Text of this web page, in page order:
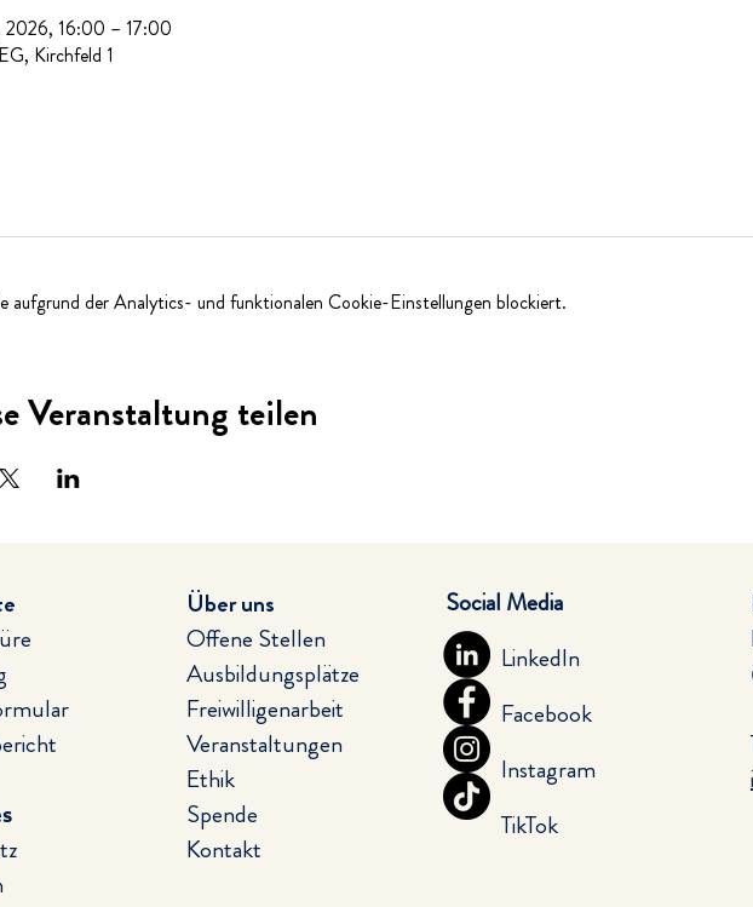
2026, 16:00 – 17:00
Kirchfeld 1
aufgrund der Analytics- und funktionalen Cookie-Einstellungen blockiert.
Veranstaltung teilen
Über uns
Offene Stellen
Ausbildungsplätze
Freiwilligenarbeit
Veranstaltungen
Ethik
Spende
Kontakt
LinkedIn
Facebook
Instagram
TikTok
Social Media